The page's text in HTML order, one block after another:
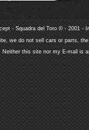
- Squadra del Toro © - 2001 -
we do not sell cars or parts,
Neither this site nor my E-mail is